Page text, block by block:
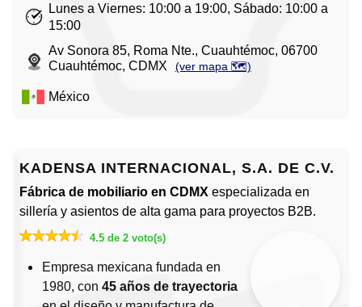
Lunes a Viernes: 10:00 a 19:00, Sábado: 10:00 a
15:00
Av Sonora 85, Roma Nte., Cuauhtémoc, 06700
Cuauhtémoc, CDMX
(ver mapa 🗺️)
México
KADENSA INTERNACIONAL, S.A. DE C.V.
Fábrica de mobiliario en CDMX especializada en
sillería y asientos de alta gama para proyectos B2B.
4.5 de 2 voto(s)
Empresa mexicana fundada en
1980, con 45 años de trayectoria